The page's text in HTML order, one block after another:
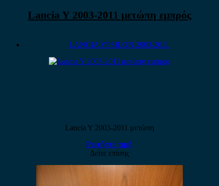
Lancia Y 2003-2011 μετώπη εμπρός
LANCIA YPSILON 2003-2011
Lancia Y 2003-2011 μετώπη
Ρωτήστε τιμή
Δείτε επίσης